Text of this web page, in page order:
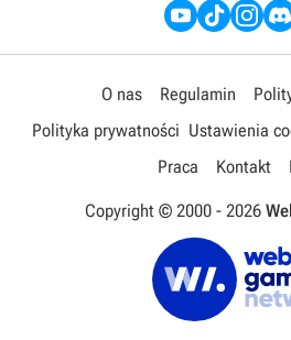
O nas Regulamin
Polityka prywatności Ustawienia
Praca
Kontakt
Copyright © 2000 - 2026